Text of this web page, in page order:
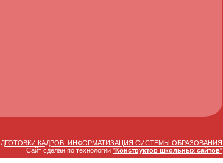
КАДРОВ. ИНФОРМАТИЗАЦИЯ СИСТЕМЫ ОБРАЗОВАНИЯ.
Сайт сделан по технологии "Конструктор школьных сайтов"